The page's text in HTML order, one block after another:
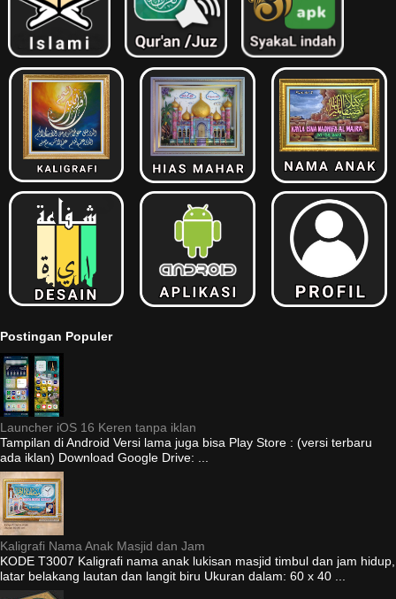
Postingan Populer
Launcher iOS 16 Keren tanpa iklan
Tampilan di Android Versi lama juga bisa Play Store : (versi terbaru
ada iklan) Download Google Drive: ...
Kaligrafi Nama Anak Masjid dan Jam
KODE T3007 Kaligrafi nama anak lukisan masjid timbul dan jam hidup,
latar belakang lautan dan langit biru Ukuran dalam: 60 x 40 ...